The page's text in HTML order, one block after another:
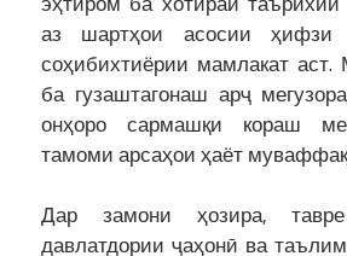
аз шартҳои асосии ҳифзи
соҳибихтиёрии мамлакат аст.
ба гузаштагонаш арҷ
онҳоро сармашқи кораш
тамоми арсаҳои ҳаёт
Дар замони ҳозира,
давлатдории ҷаҳонӣ ва